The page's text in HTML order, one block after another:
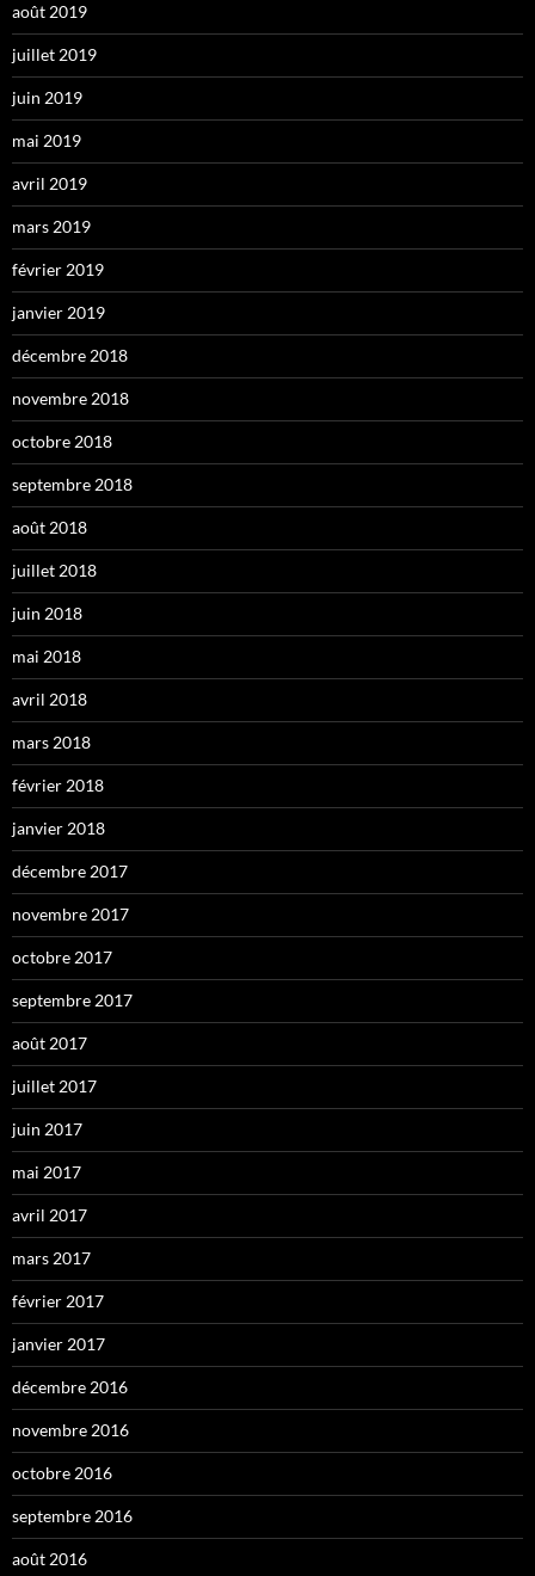
août 2019
juillet 2019
juin 2019
mai 2019
avril 2019
mars 2019
février 2019
janvier 2019
décembre 2018
novembre 2018
octobre 2018
septembre 2018
août 2018
juillet 2018
juin 2018
mai 2018
avril 2018
mars 2018
février 2018
janvier 2018
décembre 2017
novembre 2017
octobre 2017
septembre 2017
août 2017
juillet 2017
juin 2017
mai 2017
avril 2017
mars 2017
février 2017
janvier 2017
décembre 2016
novembre 2016
octobre 2016
septembre 2016
août 2016